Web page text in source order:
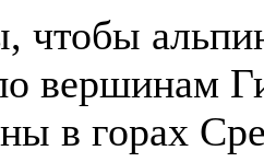
чтобы
вершинам
в горах